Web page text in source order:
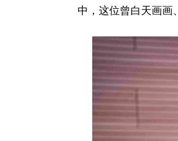
中，这位曾白天画画